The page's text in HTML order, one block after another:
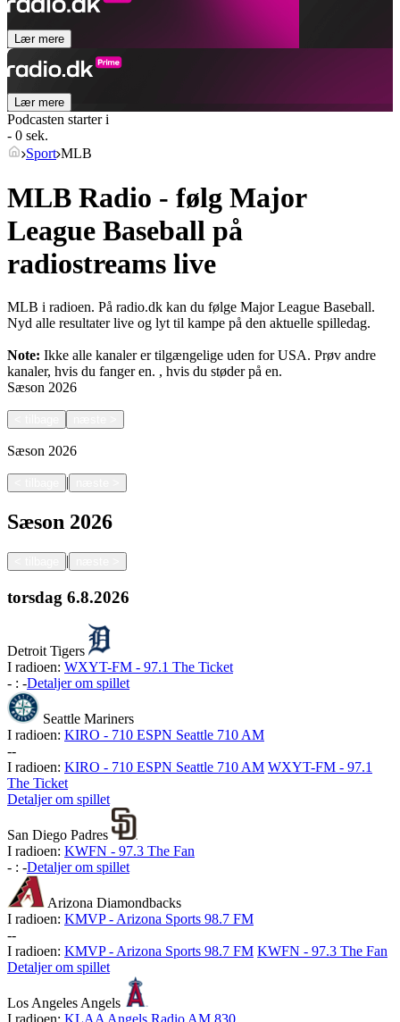
Lær mere
Lær mere
Podcasten starter i
- 0 sek.
Sport MLB
MLB Radio - følg Major
League Baseball på
radiostreams live
MLB i radioen. På radio.dk kan du følge Major League Baseball.
Nyd alle resultater live og lyt til kampe på den aktuelle spilledag.
Note: Ikke alle kanaler er tilgængelige uden for USA. Prøv andre
kanaler, hvis du fanger en. , hvis du støder på en.
Sæson 2026
Sæson 2026
|
Sæson 2026
|
torsdag 6.8.2026
Detroit Tigers
I radioen: WXYT-FM - 97.1 The Ticket
- : -Detaljer om spillet
Seattle Mariners
I radioen: KIRO - 710 ESPN Seattle 710 AM
--
I radioen: KIRO - 710 ESPN Seattle 710 AM WXYT-FM - 97.1
The Ticket
Detaljer om spillet
San Diego Padres
I radioen: KWFN - 97.3 The Fan
- : -Detaljer om spillet
Arizona Diamondbacks
I radioen: KMVP - Arizona Sports 98.7 FM
--
I radioen: KMVP - Arizona Sports 98.7 FM KWFN - 97.3 The Fan
Detaljer om spillet
Los Angeles Angels